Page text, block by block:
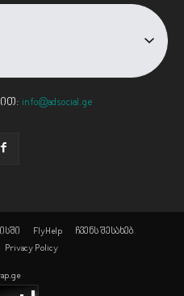
info@adsocial.ge
FlyHelp
ჩვენს შესახებ
Privacy Policy